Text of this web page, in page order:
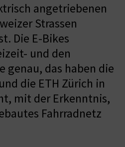
angetriebenen
Strassen
Die E-Bikes
und den
genau, das haben die
die ETH Zürich in
mit der Erkenntnis,
Fahrradnetz